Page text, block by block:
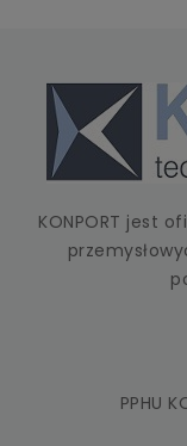
KONPORT jest
PPHU